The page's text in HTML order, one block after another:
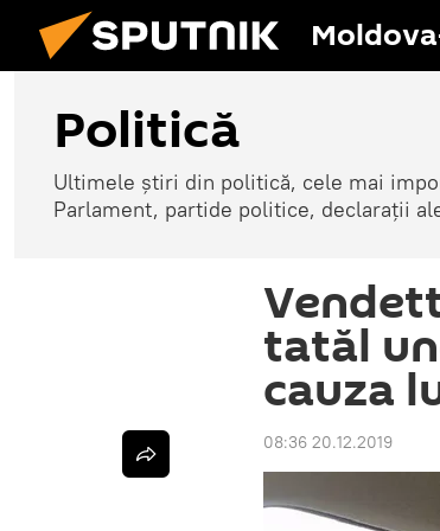
Politică
Ultimele știri din politică, cele mai
Parlament, partide politice, declarații
tatăl
cauza
08:36 20.12.2019